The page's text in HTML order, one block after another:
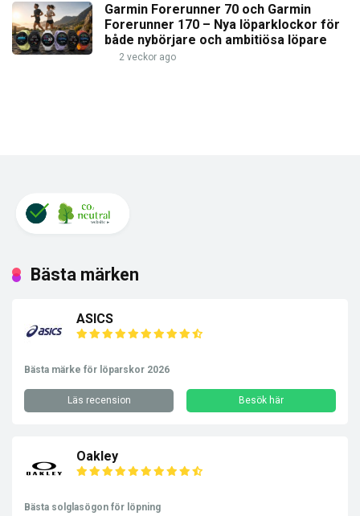
Garmin Forerunner 70 och Garmin
Forerunner 170 – Nya löparklockor för
både nybörjare och ambitiösa löpare
2 veckor ago
Bästa märken
ASICS
Bästa märke för löparskor 2026
Läs recension Besök här
Oakley
Bästa solglasögon för löpning